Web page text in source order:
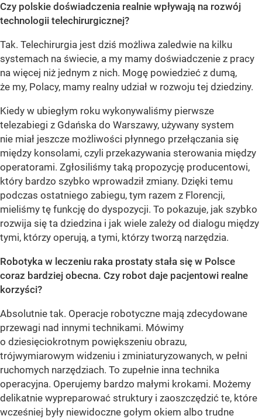
Czy polskie doświadczenia realnie wpływają na rozwój
technologii telechirurgicznej?
Tak. Telechirurgia jest dziś możliwa zaledwie na kilku
systemach na świecie, a my mamy doświadczenie z pracy
na więcej niż jednym z nich. Mogę powiedzieć z dumą,
że my, Polacy, mamy realny udział w rozwoju tej dziedziny.
Kiedy w ubiegłym roku wykonywaliśmy pierwsze
telezabiegi z Gdańska do Warszawy, używany system
nie miał jeszcze możliwości płynnego przełączania się
między konsolami, czyli przekazywania sterowania między
operatorami. Zgłosiliśmy taką propozycję producentowi,
który bardzo szybko wprowadził zmiany. Dzięki temu
podczas ostatniego zabiegu, tym razem z Florencji,
mieliśmy tę funkcję do dyspozycji. To pokazuje, jak szybko
rozwija się ta dziedzina i jak wiele zależy od dialogu między
tymi, którzy operują, a tymi, którzy tworzą narzędzia.
Robotyka w leczeniu raka prostaty stała się w Polsce
coraz bardziej obecna. Czy robot daje pacjentowi realne
korzyści?
Absolutnie tak. Operacje robotyczne mają zdecydowane
przewagi nad innymi technikami. Mówimy
o dziesięciokrotnym powiększeniu obrazu,
trójwymiarowym widzeniu i zminiaturyzowanych, w pełni
ruchomych narzędziach. To zupełnie inna technika
operacyjna. Operujemy bardzo małymi krokami. Możemy
delikatnie wypreparować struktury i zaoszczędzić te, które
wcześniej były niewidoczne gołym okiem albo trudne